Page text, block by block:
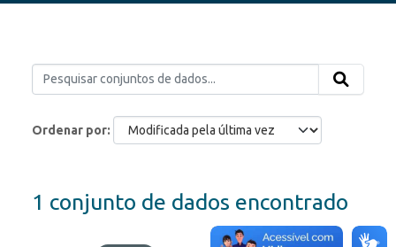
Ordenar por
1 conjunto de dados encontrado